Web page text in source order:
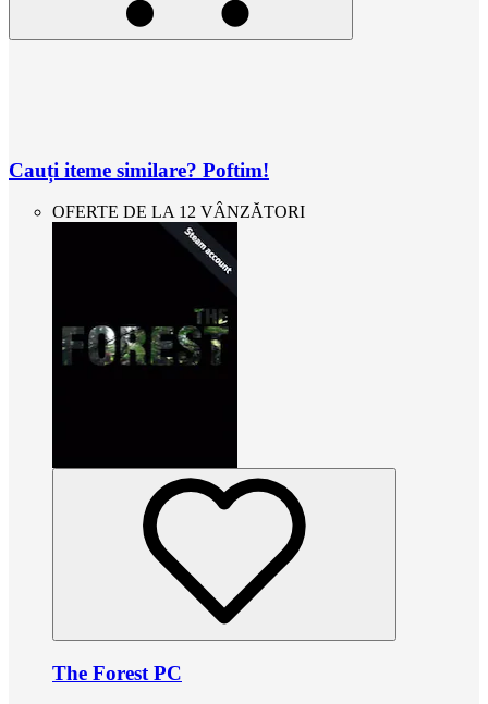
Cauți iteme similare? Poftim!
OFERTE DE LA 12 VÂNZĂTORI
The Forest PC